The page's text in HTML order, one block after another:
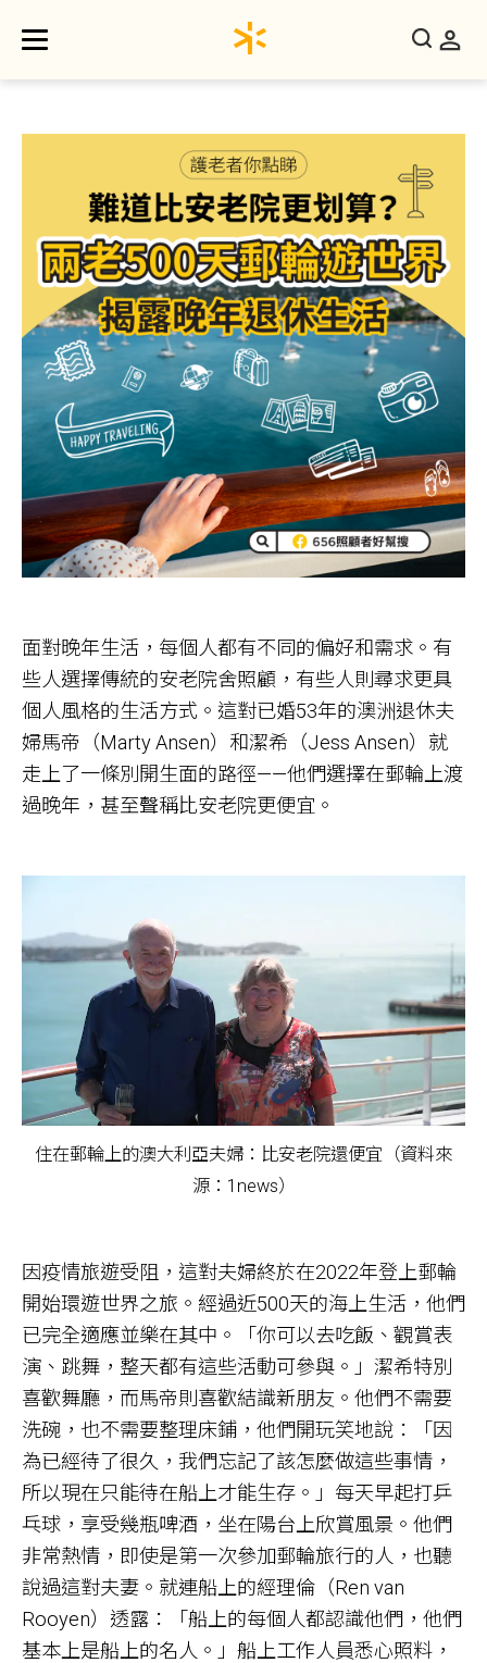
面對晚年生活，每個人都有不同的偏好和需求。有
些人選擇傳統的安老院舍照顧，有些人則尋求更具
個人風格的生活方式。這對已婚53年的澳洲退休夫
婦馬帝（Marty Ansen）和潔希（Jess Ansen）就
走上了一條別開生面的路徑——他們選擇在郵輪上渡
過晚年，甚至聲稱比安老院更便宜。
住在郵輪上的澳大利亞夫婦：比安老院還便宜（資料來
源：1news）
因疫情旅遊受阻，這對夫婦終於在2022年登上郵輪
開始環遊世界之旅。經過近500天的海上生活，他們
已完全適應並樂在其中。「你可以去吃飯、觀賞表
演、跳舞，整天都有這些活動可參與。」潔希特別
喜歡舞廳，而馬帝則喜歡結識新朋友。他們不需要
洗碗，也不需要整理床鋪，他們開玩笑地說：「因
為已經待了很久，我們忘記了該怎麼做這些事情，
所以現在只能待在船上才能生存。」每天早起打乒
乓球，享受幾瓶啤酒，坐在陽台上欣賞風景。他們
非常熱情，即使是第一次參加郵輪旅行的人，也聽
說過這對夫妻。就連船上的經理倫（Ren van
Rooyen）透露：「船上的每個人都認識他們，他們
基本上是船上的名人。」船上工作人員悉心照料，